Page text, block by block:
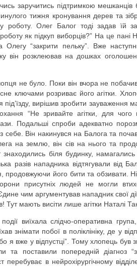
заручитись підтримкою
тижня кронування дерев та
роботу. Олег Балог тоді задав їй
як підкуп виборців?” На це пані
Олегу “закрити пельку”. Вже
він розклеював на дошках оголошень
не було. Поки він вчора не побачив
ключами розриває його агітки.
під’їзду, вирішив зробити зауваження
“Не зривайте агітки, для
Подальші спроби адекватно
себе. Він накинувся на Балога та
на землю, він сів на нього та
біля будинку, намагались
разів нападника відтягували від
продовжуючи його бити та обзивати.
присутніх людей не могли
чим аргументував нападник свої
Тут мають висіти лише агітки Наталі
виїхала слідчо-оперативна
знімати побої в поліклініку, де у
я вже у відпустці”. Тому хлопець був
та поставили попередній діагноз
перебуває в нейрохірургічному